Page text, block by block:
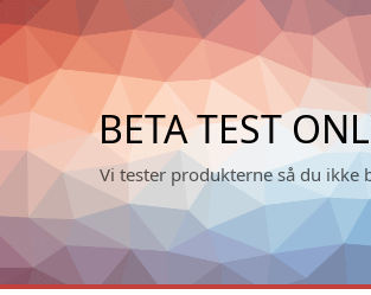
Skip
to
content
BETA TEST
Vi tester produkterne så du ikke